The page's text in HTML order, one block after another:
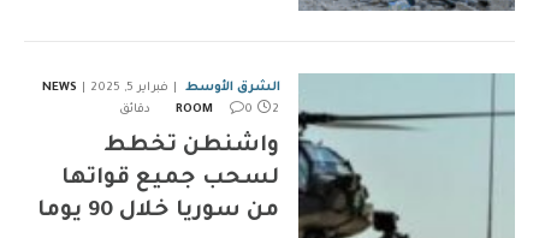
الشرق الأوسط فبراير 5, 2025
NEWS
ROOM
0 2 دقائق
واشنطن تخطط
لسحب جميع قواتها
من سوريا خلال 90 يوما